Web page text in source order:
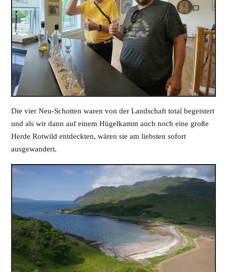
Die vier Neu-Schotten waren von der Landschaft total begeistert
und als wir dann auf einem Hügelkamm auch noch eine große
Herde Rotwild entdeckten, wären sie am liebsten sofort
ausgewandert.